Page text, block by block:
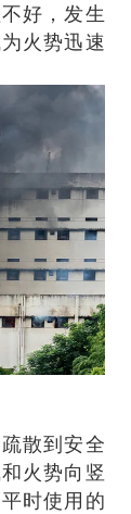
好，发生
火势迅速
散到安全
火势向竖
平时使用的